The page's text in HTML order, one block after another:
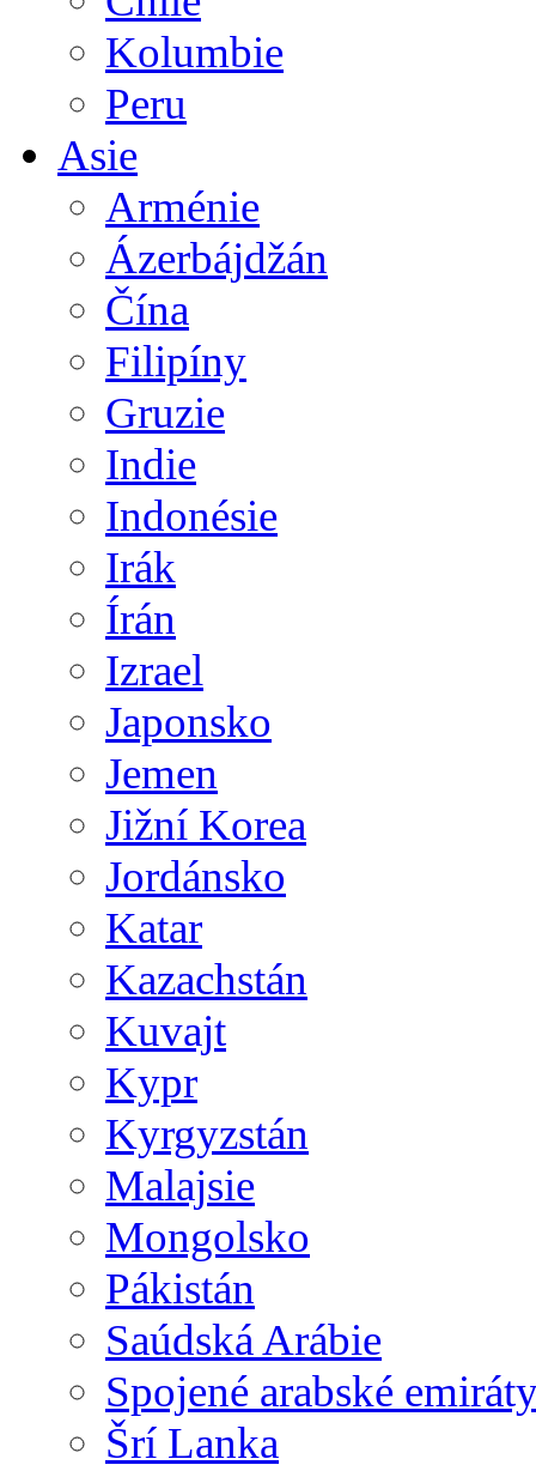
Kolumbie
Peru
Asie
Arménie
Ázerbájdžán
Čína
Filipíny
Gruzie
Indie
Indonésie
Irák
Írán
Izrael
Japonsko
Jemen
Jižní Korea
Jordánsko
Katar
Kazachstán
Kuvajt
Kypr
Kyrgyzstán
Malajsie
Mongolsko
Pákistán
Saúdská Arábie
Spojené arabské
Šrí Lanka